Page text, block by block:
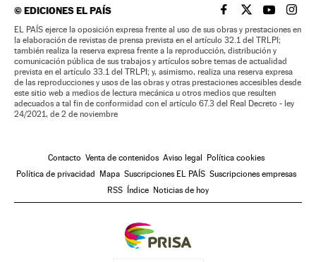
©EDICIONES EL PAÍS EL PAÍS BRASIL EN
EL PAÍSEL PAÍS
EL
EL PAÍS ejerce la oposición expresa frente al uso de sus obras y prestaciones en
la elaboración de revistas de prensa prevista en el artículo 32.1 del TRLPI;
también realiza la reserva expresa frente a la reproducción, distribución y
comunicación pública de sus trabajos y artículos sobre temas de actualidad
prevista en el artículo 33.1 del TRLPI; y, asimismo, realiza una reserva expresa
de las reproducciones y usos de las obras y otras prestaciones accesibles desde
este sitio web a medios de lectura mecánica u otros medios que resulten
adecuados a tal fin de conformidad con el artículo 67.3 del Real Decreto - ley
24/2021, de 2 de noviembre
Contacto Venta de contenidos Aviso legal Política cookies
Política de privacidad Mapa Suscripciones EL PAÍS Suscripciones empresas
RSS Índice Noticias de hoy